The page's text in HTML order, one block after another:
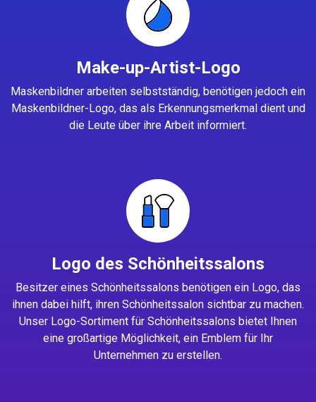
Make-up-Artist-Logo
Maskenbildner arbeiten selbstständig, benötigen jedoch ein
Maskenbildner-Logo, das als Erkennungsmerkmal dient und
die Leute über ihre Arbeit informiert.
Logo des Schönheitssalons
Besitzer eines Schönheitssalons benötigen ein Logo, das
ihnen dabei hilft, ihren Schönheitssalon sichtbar zu machen.
Unser Logo-Sortiment für Schönheitssalons bietet Ihnen
eine großartige Möglichkeit, ein Emblem für Ihr
Unternehmen zu erstellen.